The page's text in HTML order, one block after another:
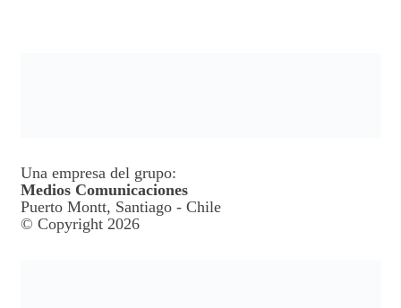
Una empresa del grupo:
Medios Comunicaciones
Puerto Montt, Santiago - Chile
© Copyright 2026